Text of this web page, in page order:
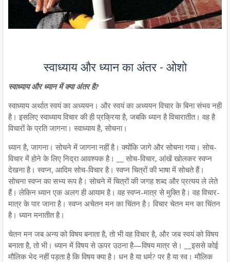
स्वाध्याय और ध्यान का अंतर - ओशो
स्वाध्याय और ध्यान में क्या अंतर है?
स्वाध्याय अर्थात स्वयं का अध्ययन। और स्वयं का अध्ययन विचार के बिना संभव नहीं
है। इसलिए स्वाध्याय विचार की ही प्रक्रिया है, जबकि ध्यान है विचारातीत। वह है
विचारों के प्रति जागना। स्वाध्याय है, सोचना।
ध्यान है, जागना। सोचने में जागना नहीं है। क्योंकि जागे और सोचना गया। सोच-
विचार में होने के लिए निद्रा आवश्यक है। __ सोच-विचार, आंखें खोलकर स्वप्न
देखना है। स्वप्न, आदिम सोच-विचार है। स्वप्न चित्रों की भाषा में सोचते हैं।
सोचना स्वप्न का सभ्य रूप है। सोचने में चित्रों की जगह शब्द और प्रत्यय ले लेते
हैं। लेकिन ध्यान एक अलग ही आयाम है। वह स्वप्न-मात्र से मुक्ति है। वह विचार-
मात्र के पार जाना है। स्वप्न अचेतन मन का चिंतन है। विचार चेतन मन का चिंतन
है। ध्यान मनातीत है।
चेतन मन जब अन्य को विषय बनाता है, तो भी वह विचार है, और जब स्वयं को विषय
बनाता है, तो भी। ध्यान में विषय से ऊपर उठना है—विषय मात्र से। __इससे कोई
मौलिक भेद नहीं पड़ता है कि विषय क्या है। धन है या धर्म? पर है या स्व। मौलिक